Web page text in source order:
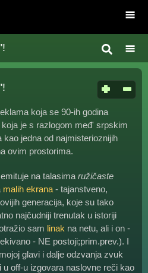
koja se 90-ih godina
koja je s razlogom međ' srpskim
jedna od najmisterioznijih
ovim prostorima.
na talasima ružičaste
malih ekrana - tajanstveno,
generacija, koje su tako
najčudniji trenutak u istoriji
sam linak na netu, ali i on -
- NE postoji;prim.prev.). I
glavi i dalje odzvanja zvuk
off-u izgovara naslovne reči kao